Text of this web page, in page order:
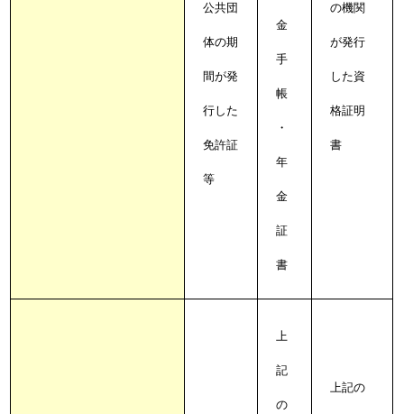
公共団
体の期
間が発
行した
免許証
等
金
手
帳
・
年
金
証
書
の機関
が発行
した資
格証明
書
上
記
の
上記の